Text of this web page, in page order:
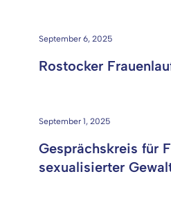
September 6, 2025
Rostocker
September 1, 2025
Gesprächskreis für
sexualisierter